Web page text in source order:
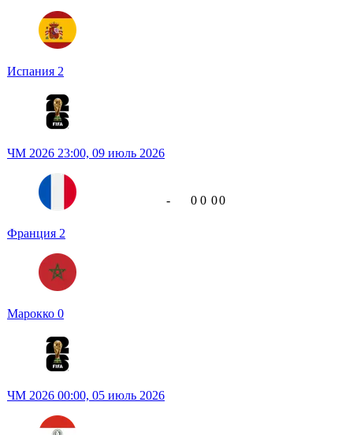
Испания 2
ЧМ 2026 23:00, 09 июль 2026
Франция 2
Марокко 0
- 0 0 00
ЧМ 2026 00:00, 05 июль 2026